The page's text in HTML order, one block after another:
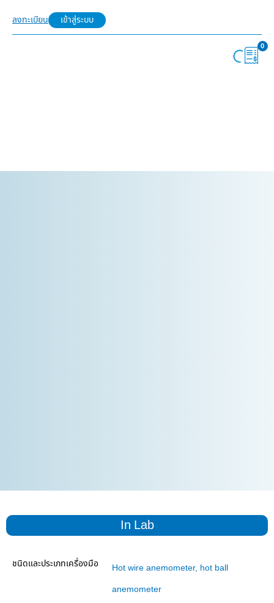
ลงทะเบียน เข้าสู่ระบบ
0
In Lab
Hot wire anemometer, hot ball
anemometer